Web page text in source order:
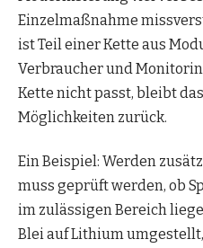
Einzelmaßnahme
ist Teil einer Kette aus
Verbraucher und
Kette nicht passt, bleibt
Möglichkeiten zurück.
Ein Beispiel: Werden
muss geprüft werden, ob
im zulässigen Bereich
Blei auf Lithium